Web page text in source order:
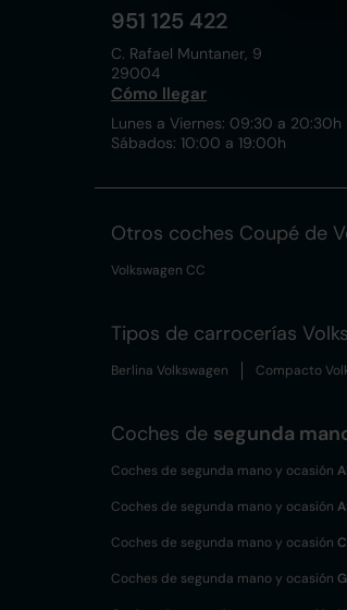
951 125 422
C. Rafael Muntaner, 9
29004
Cómo llegar
Lunes a Viernes: 09:30 a 20:30h
Sábados: 10:00 a 19:00h
Otros coches Coupé de
Volkswagen CC
Tipos de carrocerías
Berlina Volkswagen Compacto
Coches de segunda
Coches de segunda mano y ocasión
Coches de segunda mano y ocasión
Coches de segunda mano y ocasión
Coches de segunda mano y ocasión